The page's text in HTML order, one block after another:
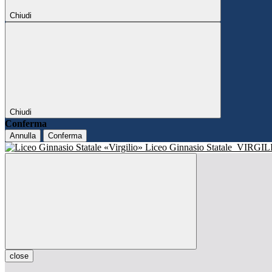
Chiudi
Chiudi
Conferma
Annulla Conferma
Liceo Ginnasio Statale
close